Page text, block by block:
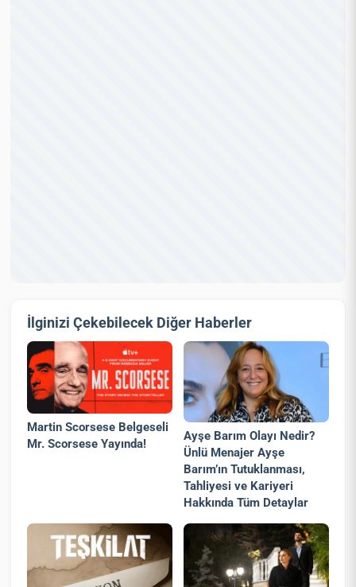
İlginizi Çekebilecek Diğer Haberler
Martin Scorsese Belgeseli
Mr. Scorsese Yayında!
Ayşe Barım Olayı Nedir?
Ünlü Menajer Ayşe
Barım’ın Tutuklanması,
Tahliyesi ve Kariyeri
Hakkında Tüm Detaylar